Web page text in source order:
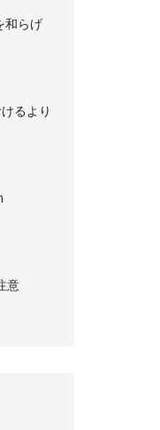
和らげ
るより
意